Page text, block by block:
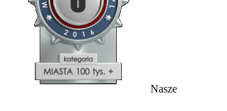
Nasze